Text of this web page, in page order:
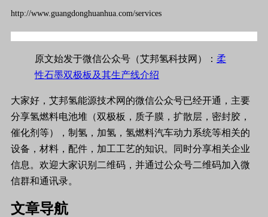
http://www.guangdonghuanhua.com/services
原文始发于微信公众号（艾邦氢科技网）： 柔
性石墨双极板及其生产线介绍
大家好，艾邦氢能源技术网的微信公众号已经开通，主要
分享氢燃料电池堆（双极板，质子膜，扩散层，密封胶，
催化剂等），制氢，加氢，氢燃料汽车动力系统等相关的
设备，材料，配件，加工工艺的知识。同时分享相关企业
信息。欢迎大家识别二维码，并通过公众号二维码加入微
信群和通讯录。
文章导航